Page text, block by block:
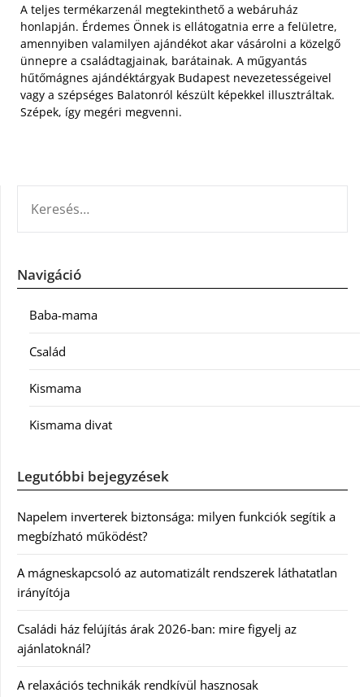
A teljes termékarzenál megtekinthető a webáruház
honlapján. Érdemes Önnek is ellátogatnia erre a felületre,
amennyiben valamilyen ajándékot akar vásárolni a közelgő
ünnepre a családtagjainak, barátainak. A műgyantás
hűtőmágnes ajándéktárgyak Budapest nevezetességeivel
vagy a szépséges Balatonról készült képekkel illusztráltak.
Szépek, így megéri megvenni.
Navigáció
Baba-mama
Család
Kismama
Kismama divat
Legutóbbi bejegyzések
Napelem inverterek biztonsága: milyen funkciók segítik a
megbízható működést?
A mágneskapcsoló az automatizált rendszerek láthatatlan
irányítója
Családi ház felújítás árak 2026-ban: mire figyelj az
ajánlatoknál?
A relaxációs technikák rendkívül hasznosak